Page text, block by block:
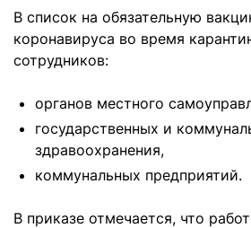
В список на обязательную
коронавируса во время
сотрудников:
органов местного
государственных и
здравоохранения,
коммунальных предприятий.
В приказе отмечается, что